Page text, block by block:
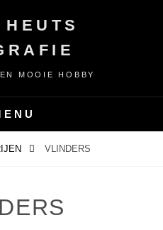
MOOIE HOBBY
VLINDERS